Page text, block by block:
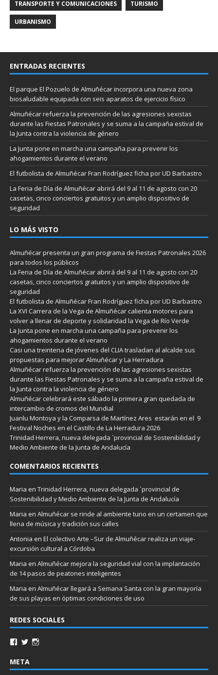
TRANSPORTE Y COMUNICACIONES TURISMO
URBANISMO
ENTRADAS RECIENTES
El parque El Pozuelo de Almuñécar incorpora una nueva zona
biosaludable equipada con seis aparatos de ejercicio físico
Almuñécar refuerza la prevención de las agresiones sexistas
durante las Fiestas Patronales y se suma a la campaña estival de
la Junta contra la violencia de género
La Junta pone en marcha una campaña para prevenir los
ahogamientos durante el verano
El futbolista de Almuñécar Fran Rodríguez ficha por UD Barbastro
La Feria de Día de Almuñécar abrirá del 9 al 11 de agosto con 20
casetas, cinco conciertos gratuitos y un amplio dispositivo de
seguridad
LO MÁS VISTO
Almuñécar presenta un gran programa de Fiestas Patronales 2026
para todos los públicos
La Feria de Día de Almuñécar abrirá del 9 al 11 de agosto con 20
casetas, cinco conciertos gratuitos y un amplio dispositivo de
seguridad
El futbolista de Almuñécar Fran Rodríguez ficha por UD Barbastro
La XVI Carrera de la Vega de Almuñécar calienta motores para
volver a llenar de deporte y solidaridad la Vega de Río Verde
La Junta pone en marcha una campaña para prevenir los
ahogamientos durante el verano
Casi una treintena de jóvenes del CLIA trasladan al alcalde sus
propuestas para mejorar Almuñécar y La Herradura
Almuñécar refuerza la prevención de las agresiones sexistas
durante las Fiestas Patronales y se suma a la campaña estival de
la Junta contra la violencia de género
Almuñécar celebrará este sábado la primera gran quedada de
intercambio de cromos del Mundial
Juanlu Montoya y la Comparsa de Martínez Ares estarán en el 9
Festival Noches en el Castillo de La Herradura 2026
Trinidad Herrera, nueva delegada `provincial de Sostenibilidad y
Medio Ambiente de la Junta de Andalucía
COMENTARIOS RECIENTES
Maria en Trinidad Herrera, nueva delegada `provincial de
Sostenibilidad y Medio Ambiente de la Junta de Andalucía
Maria en Almuñécar se rinde al ambiente tuno en un certamen que
llena de música y tradición sus calles
Antonia en El colectivo Arte –Sur de Almuñécar realiza un viaje-
excursión cultural a Córdoba
Maria en Almuñécar mejora la seguridad vial con la implantación
de 14 pasos de peatones inteligentes
Maria en Almuñécar llegará a Semana Santa con la gran mayoría
de sus playas en óptimas condiciones de uso
REDES SOCIALES
META